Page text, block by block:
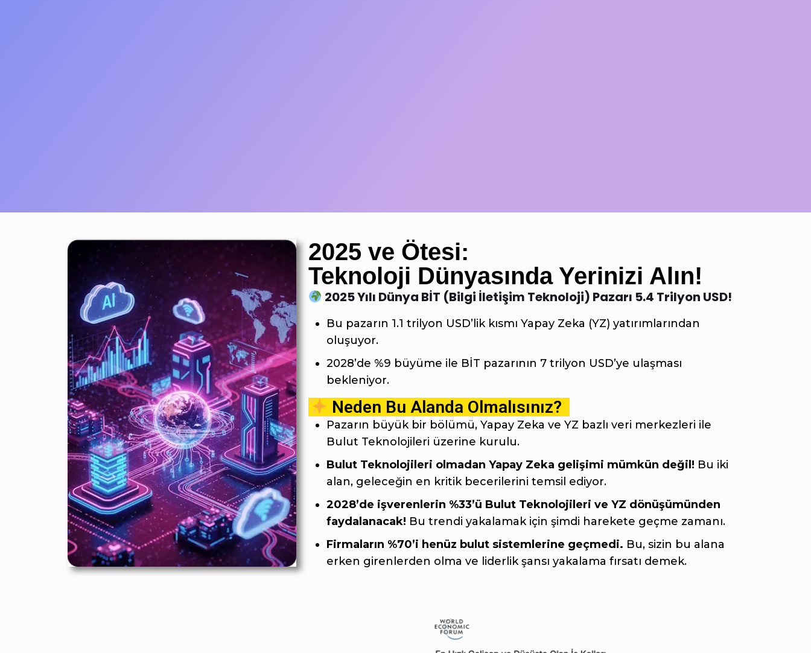
2025 ve Ötesi:
Teknoloji Dünyasında Yerinizi Alın!
2025 Yılı Dünya BİT (Bilgi İletişim Teknoloji) Pazarı 5.4 Trilyon USD!
Bu pazarın 1.1 trilyon USD’lik kısmı Yapay Zeka (YZ) yatırımlarından
oluşuyor.
2028’de %9 büyüme ile BİT pazarının 7 trilyon USD’ye ulaşması
bekleniyor.
Neden Bu Alanda Olmalısınız?
Pazarın büyük bir bölümü, Yapay Zeka ve YZ bazlı veri merkezleri ile
Bulut Teknolojileri üzerine kurulu.
Bulut Teknolojileri olmadan Yapay Zeka gelişimi mümkün değil! Bu iki
alan, geleceğin en kritik becerilerini temsil ediyor.
2028’de işverenlerin %33’ü Bulut Teknolojileri ve YZ dönüşümünden
faydalanacak! Bu trendi yakalamak için şimdi harekete geçme zamanı.
Firmaların %70’i henüz bulut sistemlerine geçmedi. Bu, sizin bu alana
erken girenlerden olma ve liderlik şansı yakalama fırsatı demek.